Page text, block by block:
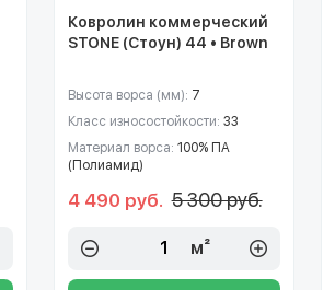
Ковролин коммерческий
STONE (Стоун) 44 • Brown
Высота ворса (мм): 7
Класс износостойкости: 33
Материал ворса: 100% ПА
(Полиамид)
4 490 руб. 5 300 руб.
м²